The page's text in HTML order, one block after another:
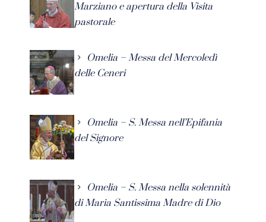
Marziano e apertura della Visita
pastorale
Omelia – Messa del Mercoledì
delle Ceneri
Omelia – S. Messa nell’Epifania
del Signore
Omelia – S. Messa nella solennità
di Maria Santissima Madre di Dio